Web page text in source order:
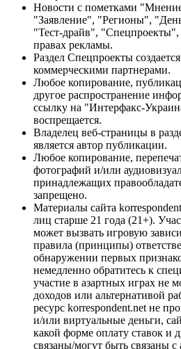
Новости с пометками
"Заявление", "Регионы",
"Тест-драйв",
правах рекламы.
Раздел Спецпроекты
коммерческими партнерами.
Любое копирование,
другое распространение
ссылку на "Интерфакс-
воспрещается.
Владелец веб-страницы в
является автор публикации.
Любое копирование,
фотографий и/или
принадлежащих
запрещено.
Материалы сайта
лиц старше 21 года (21+).
может вызвать игровую
правила (принципы)
обнаружении первых
немедленно обратитесь к
участие в азартных играх не
доходов или альтернативой
ресурс korrespondent.net не
и/или виртуальные деньги,
какой форме оплату ставок и
связаны/могут быть связаны